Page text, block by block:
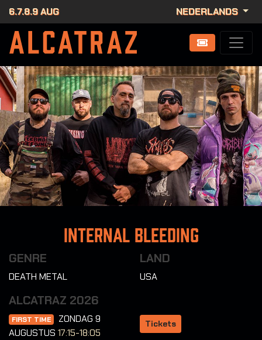
6.7.8.9 AUG NEDERLANDS
Internal Bleeding
GENRE
DEATH METAL
LAND
USA
ALCATRAZ 2026
FIRST TIME
ZONDAG 9
AUGUSTUS 17:15-18:05
Tickets